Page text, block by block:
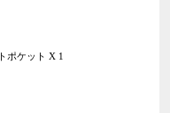
ポケット X 1